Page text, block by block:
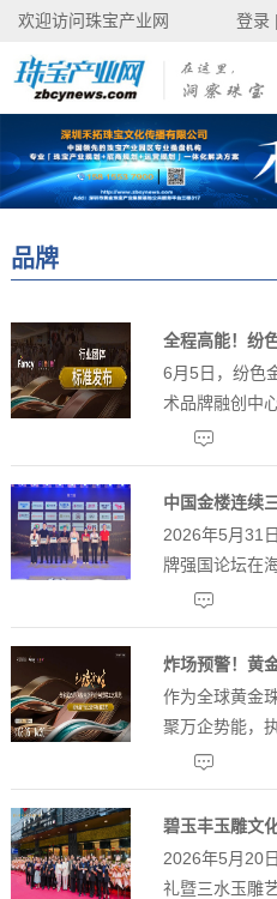
欢迎访问珠宝产业网 登录 |
品牌
全程高能！纷
迎来色彩新纪
6月5日，纷色
术品牌融创中
幕。本次活动
极电沉积纷色
湖区技术品牌
中国金楼连续
值稳居百亿阵营
2026年5月31
牌强国论坛在
起主办，这次
中，中国金楼
首...
炸场预警！黄
色彩困局？
作为全球黄金
聚万企势能，
经多年野蛮生
分水岭：低维
长模式彻底失
碧玉丰玉雕文
讨会同期举行
2026年5月20
礼暨三水玉雕